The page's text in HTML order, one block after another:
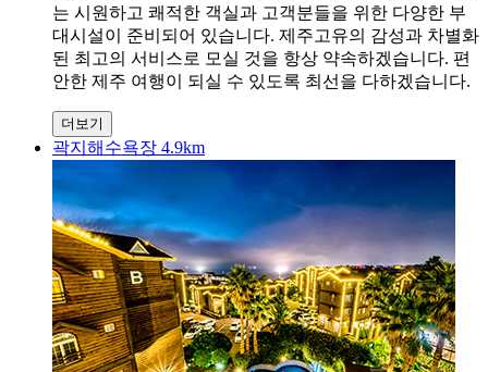
는 시원하고 쾌적한 객실과 고객분들을 위한 다양한 부
대시설이 준비되어 있습니다. 제주고유의 감성과 차별화
된 최고의 서비스로 모실 것을 항상 약속하겠습니다. 편
안한 제주 여행이 되실 수 있도록 최선을 다하겠습니다.
더보기
곽지해수욕장 4.9km